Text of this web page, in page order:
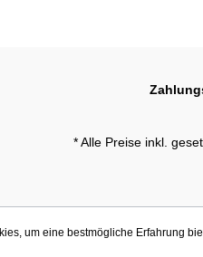
* Alle Preise inkl.
um eine bestmögliche Erfahrung